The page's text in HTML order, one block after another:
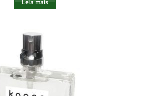
Leia mais